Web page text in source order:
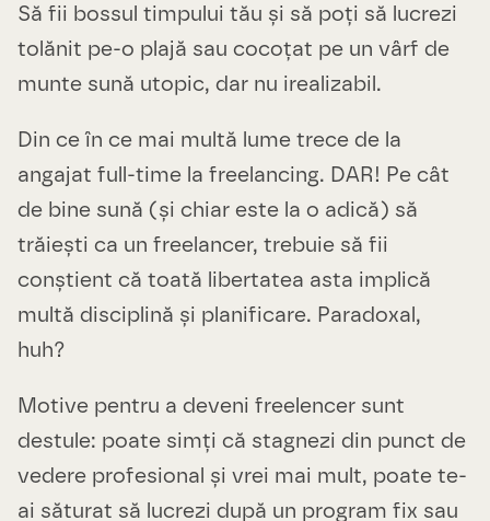
Să fii bossul timpului tău și să poți să lucrezi
tolănit pe-o plajă sau cocoțat pe un vârf de
munte sună utopic, dar nu irealizabil.
Din ce în ce mai multă lume trece de la
angajat full-time la freelancing. DAR! Pe cât
de bine sună (și chiar este la o adică) să
trăiești ca un freelancer, trebuie să fii
conștient că toată libertatea asta implică
multă disciplină și planificare. Paradoxal,
huh?
Motive pentru a deveni freelencer sunt
destule: poate simți că stagnezi din punct de
vedere profesional și vrei mai mult, poate te-
ai săturat să lucrezi după un program fix sau